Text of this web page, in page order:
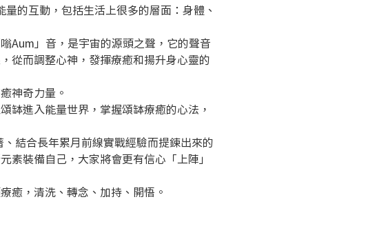
的互動，包括生活上很多的層面：身體、
Aum」音，是宇宙的源頭之聲，它的聲音
從而調整心神，發揮療癒和揚升身心靈的
神奇力量。
缽進入能量世界，掌握頌缽療癒的心法，
結合長年累月前線實戰經驗而提鍊出來的
裝備自己，大家將會更有信心「上陣」
癒，清洗、轉念、加持、開悟。